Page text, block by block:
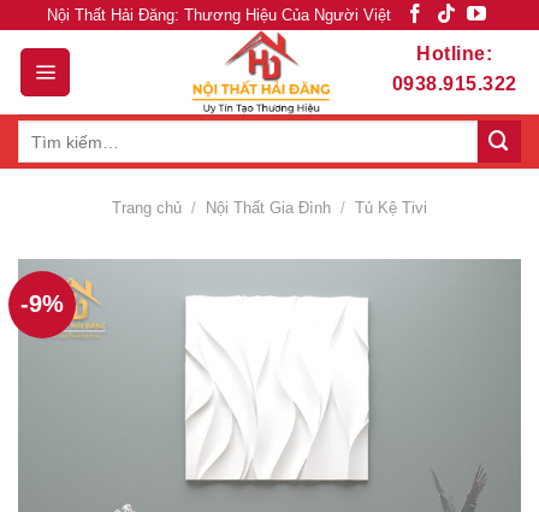
content
Nội Thất Hải Đăng: Thương Hiệu Của Người Việt
Hotline:
0938.915.322
Trang chủ / Nội Thất Gia Đình / Tủ Kệ Tivi
-9%